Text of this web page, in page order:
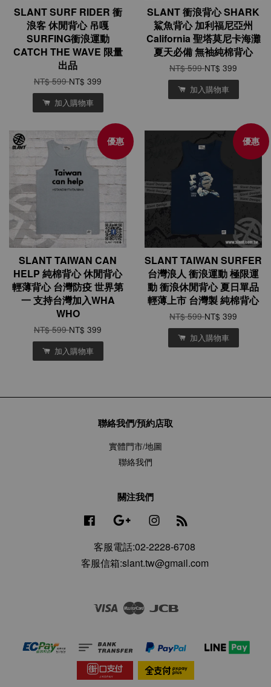
SLANT SURF RIDER 衝
浪客 休閒背心 吊嘎
SURFING衝浪運動
CATCH THE WAVE 限量
出品
NT$ 599NT$ 399
加入購物車
SLANT 衝浪背心 SHARK
鯊魚背心 加利福尼亞州
California 聖塔莫尼卡海灘
夏天必備 無袖純棉背心
NT$ 599NT$ 399
加入購物車
優惠
SLANT TAIWAN CAN
HELP 純棉背心 休閒背心
輕薄背心 台灣防疫 世界第
一 支持台灣加入WHA
WHO
NT$ 599NT$ 399
加入購物車
優惠
SLANT TAIWAN SURFER
台灣浪人 衝浪運動 極限運
動 衝浪休閒背心 夏日單品
輕薄上市 台灣製 純棉背心
NT$ 599NT$ 399
加入購物車
聯絡我們/預約店取
實體門市/地圖
聯絡我們
關注我們
Facebook Google Instagram
客服電話:02-2228-6708
客服信箱:slant.tw@gmail.com
Visa Master